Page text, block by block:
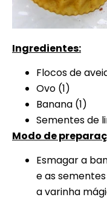
Ingredientes:
Flocos de
Ovo (1)
Banana (1)
Sementes de
Modo de
Esmagar a
e as
a varinha